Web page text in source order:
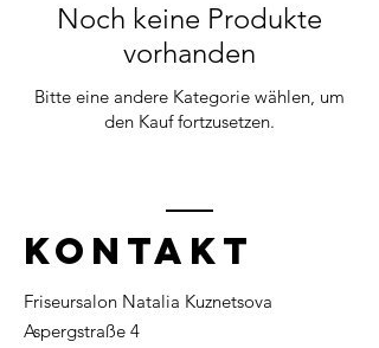
Noch keine Produkte
vorhanden
Bitte eine andere Kategorie wählen, um
den Kauf fortzusetzen.
KONTAKT
Friseursalon Natalia Kuznetsova
Aspergstraße 4